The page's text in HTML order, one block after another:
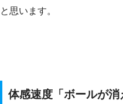
と思います。
体感速度「ボールが消